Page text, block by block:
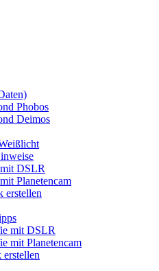
Phobos
Deimos
DSLR
Planetencam
erstellen
mit DSLR
mit Planetencam